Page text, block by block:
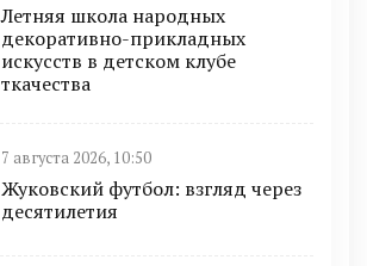
Летняя школа народных
декоративно-прикладных
искусств в детском клубе
ткачества
7 августа 2026, 10:50
Жуковский футбол: взгляд через
десятилетия